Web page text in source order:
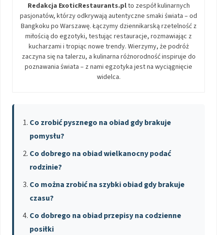
Redakcja ExoticRestaurants.plto zespół kulinarnych
pasjonatów, którzy odkrywają autentyczne smaki świata – od
Bangkoku po Warszawę. Łączymy dziennikarską rzetelność z
miłością do egzotyki, testując restauracje, rozmawiając z
kucharzami i tropiąc nowe trendy. Wierzymy, że podróż
zaczyna się na talerzu, a kulinarna różnorodność inspiruje do
poznawania świata – z nami egzotyka jest na wyciągnięcie
widelca.
Co zrobić pysznego na obiad gdy brakuje
pomysłu?
Co dobrego na obiad wielkanocny podać
rodzinie?
Co można zrobić na szybki obiad gdy brakuje
czasu?
Co dobrego na obiad przepisy na codzienne
posiłki